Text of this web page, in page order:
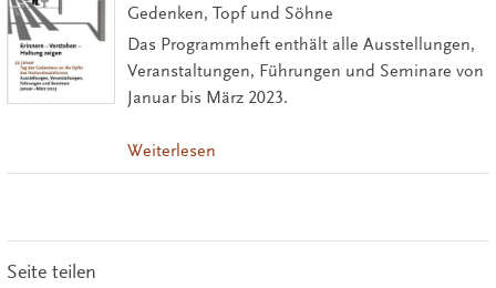
Gedenken, Topf und Söhne
Das Programmheft enthält alle Ausstellungen,
Veranstaltungen, Führungen und Seminare von
Januar bis März 2023.
Weiterlesen
Seite teilen